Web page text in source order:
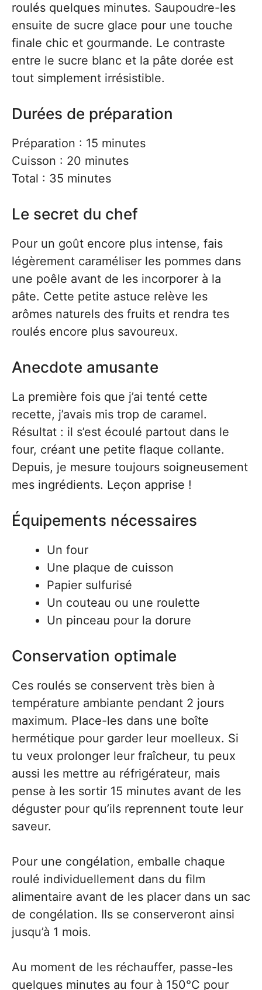
roulés quelques minutes. Saupoudre-les
ensuite de sucre glace pour une touche
finale chic et gourmande. Le contraste
entre le sucre blanc et la pâte dorée est
tout simplement irrésistible.
Durées de préparation
Préparation : 15 minutes
Cuisson : 20 minutes
Total : 35 minutes
Le secret du chef
Pour un goût encore plus intense, fais
légèrement caraméliser les pommes dans
une poêle avant de les incorporer à la
pâte. Cette petite astuce relève les
arômes naturels des fruits et rendra tes
roulés encore plus savoureux.
Anecdote amusante
La première fois que j’ai tenté cette
recette, j’avais mis trop de caramel.
Résultat : il s’est écoulé partout dans le
four, créant une petite flaque collante.
Depuis, je mesure toujours soigneusement
mes ingrédients. Leçon apprise !
Équipements nécessaires
Un four
Une plaque de cuisson
Papier sulfurisé
Un couteau ou une roulette
Un pinceau pour la dorure
Conservation optimale
Ces roulés se conservent très bien à
température ambiante pendant 2 jours
maximum. Place-les dans une boîte
hermétique pour garder leur moelleux. Si
tu veux prolonger leur fraîcheur, tu peux
aussi les mettre au réfrigérateur, mais
pense à les sortir 15 minutes avant de les
déguster pour qu’ils reprennent toute leur
saveur.
Pour une congélation, emballe chaque
roulé individuellement dans du film
alimentaire avant de les placer dans un sac
de congélation. Ils se conserveront ainsi
jusqu’à 1 mois.
Au moment de les réchauffer, passe-les
quelques minutes au four à 150°C pour